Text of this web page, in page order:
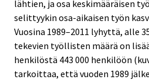
lähtien, ja osa keskimääräisen
selittyykin osa-aikaisen työn
Vuosina 1989–2011 lyhyttä, alle
tekevien työllisten määrä on
henkilöstä 443 000 henkilöön
tarkoittaa, että vuoden 1989